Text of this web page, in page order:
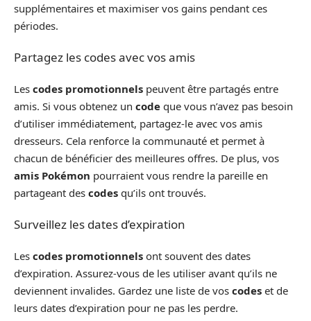
supplémentaires et maximiser vos gains pendant ces
périodes.
Partagez les codes avec vos amis
Les codes promotionnels peuvent être partagés entre
amis. Si vous obtenez un code que vous n’avez pas besoin
d’utiliser immédiatement, partagez-le avec vos amis
dresseurs. Cela renforce la communauté et permet à
chacun de bénéficier des meilleures offres. De plus, vos
amis Pokémon pourraient vous rendre la pareille en
partageant des codes qu’ils ont trouvés.
Surveillez les dates d’expiration
Les codes promotionnels ont souvent des dates
d’expiration. Assurez-vous de les utiliser avant qu’ils ne
deviennent invalides. Gardez une liste de vos codes et de
leurs dates d’expiration pour ne pas les perdre.